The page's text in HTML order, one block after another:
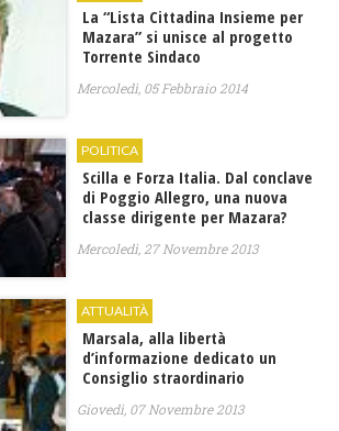
La “Lista Cittadina Insieme per
Mazara” si unisce al progetto
Torrente Sindaco
Mercoledì, 05 Febbraio 2014
POLITICA
Scilla e Forza Italia. Dal conclave
di Poggio Allegro, una nuova
classe dirigente per Mazara?
Mercoledì, 27 Novembre 2013
ATTUALITÀ
Marsala, alla libertà
d’informazione dedicato un
Consiglio straordinario
Giovedì, 07 Novembre 2013